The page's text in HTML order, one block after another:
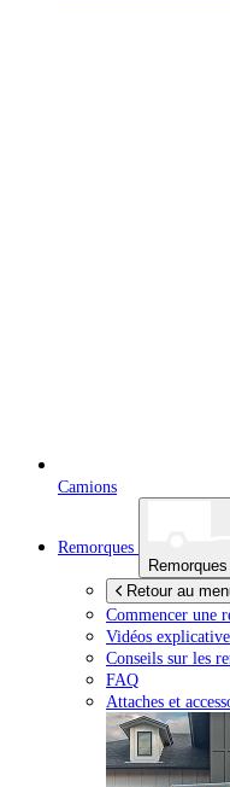
Camions
Remorques
Remorques
Retour au
Commencer une
Vidéos
Conseils sur les
FAQ
Attaches et